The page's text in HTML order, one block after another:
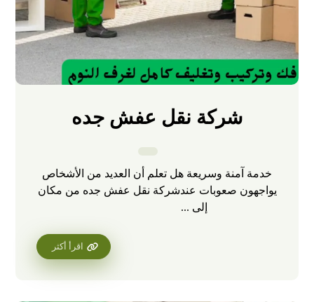
شركة نقل عفش جده
خدمة آمنة وسريعة هل تعلم أن العديد من الأشخاص
يواجهون صعوبات عندشركة نقل عفش جده من مكان
إلى ...
اقرأ أكثر